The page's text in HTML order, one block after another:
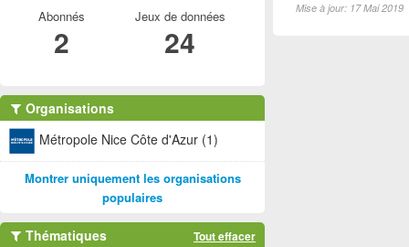
Mise à jour: 17 Mai 2019
Abonnés
2
Jeux de données
24
Organisations
Métropole Nice Côte d'Azur (1)
Montrer uniquement les organisations
populaires
Thématiques Tout effacer